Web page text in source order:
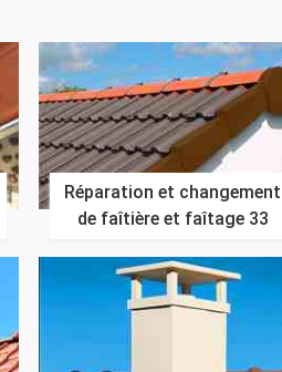
Réparation et changement
de faîtière et faîtage 33